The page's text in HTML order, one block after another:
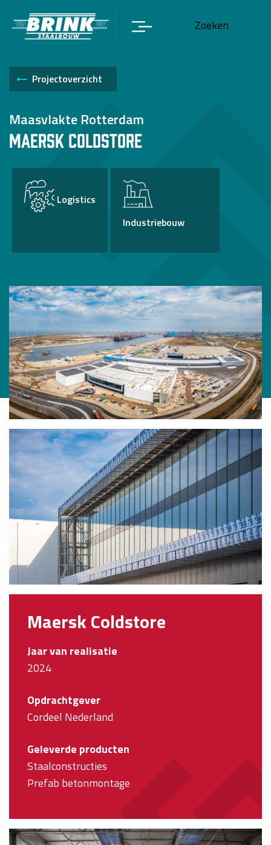
Zoeken
Projectoverzicht
Maasvlakte Rotterdam
Maersk Coldstore
Logistics
Industriebouw
Maersk Coldstore
Jaar van realisatie
2024
Opdrachtgever
Cordeel Nederland
Geleverde producten
Staalconstructies
Prefab betonmontage